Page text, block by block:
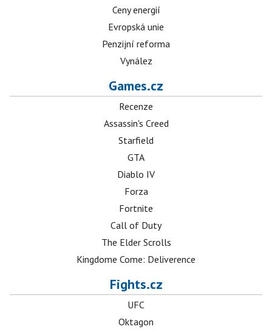
Ceny energií
Evropská unie
Penzijní reforma
Vynález
Games.cz
Recenze
Assassin's Creed
Starfield
GTA
Diablo IV
Forza
Fortnite
Call of Duty
The Elder Scrolls
Kingdome Come: Deliverence
Fights.cz
UFC
Oktagon